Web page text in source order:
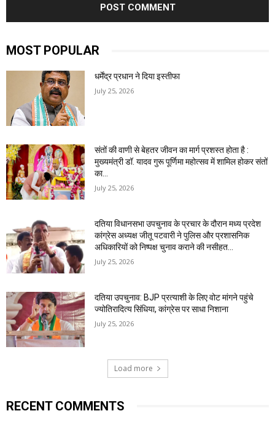
MOST POPULAR
धर्मेंद्र प्रधान ने दिया इस्तीफा
July 25, 2026
संतों की वाणी से बेहतर जीवन का मार्ग प्रशस्त होता है :
मुख्यमंत्री डॉ. यादव गुरू पूर्णिमा महोत्सव में शामिल होकर संतों
का...
July 25, 2026
दतिया विधानसभा उपचुनाव के प्रचार के दौरान मध्य प्रदेश
कांग्रेस अध्यक्ष जीतू पटवारी ने पुलिस और प्रशासनिक
अधिकारियों को निष्पक्ष चुनाव कराने की नसीहत...
July 25, 2026
दतिया उपचुनाव: BJP प्रत्याशी के लिए वोट मांगने पहुंचे
ज्योतिरादित्य सिंधिया, कांग्रेस पर साधा निशाना
July 25, 2026
Load more
RECENT COMMENTS